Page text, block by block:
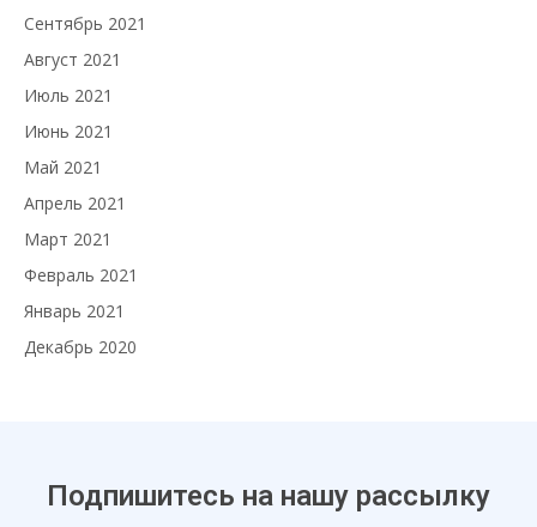
Сентябрь 2021
Август 2021
Июль 2021
Июнь 2021
Май 2021
Апрель 2021
Март 2021
Февраль 2021
Январь 2021
Декабрь 2020
Подпишитесь на нашу рассылку